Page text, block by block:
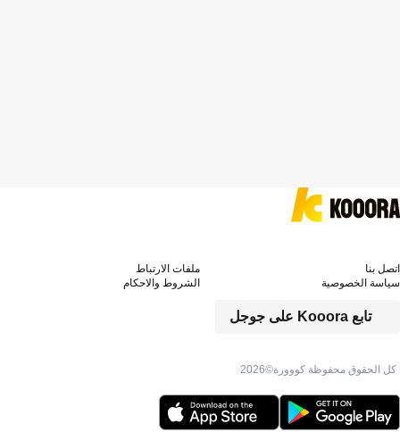
كل الحقوق محفوظة كووورة©2026
تابع Kooora على جوجل
اتصل بنا
ملفات الارتباط
سياسة الخصوصية
الشروط والاحكام